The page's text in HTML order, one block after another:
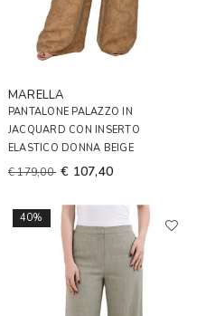
MARELLA
PANTALONE PALAZZO IN
JACQUARD CON INSERTO
ELASTICO DONNA BEIGE
€ 179,00 € 107,40
40%